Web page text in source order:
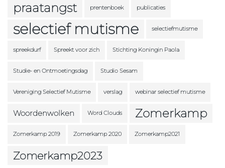
praatangst prentenboek publicaties
selectief mutisme selectiefmutisme
spreekdurf Spreekt voor zich Stichting Koningin Paola
Studie- en Ontmoetingsdag Studio Sesam
Vereniging Selectief Mutisme verslag webinar selectief mutisme
Woordenwolken Word Clouds Zomerkamp
Zomerkamp 2019 Zomerkamp 2020 Zomerkamp2021
Zomerkamp2023